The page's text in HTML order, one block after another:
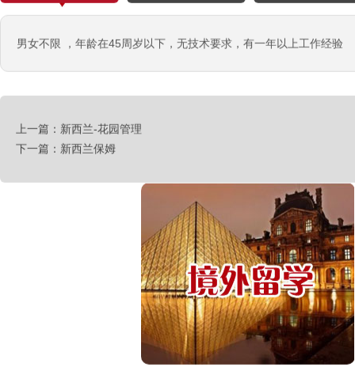
男女不限 ，年龄在45周岁以下，无技术要求，有一年以上工作经验
上一篇：新西兰-花园管理
下一篇：新西兰保姆
￥500元/天
俄罗斯-瓷砖工
德国食品厂
￥税工后‬资是2500欧/月
西班牙剔骨工
￥1800-2200欧元/月
厨师、帮厨（夫妻工）
￥18000-20000RMB/月
新西兰-橱柜厂
￥25-27.76纽币/小时，2.6万RMB/月